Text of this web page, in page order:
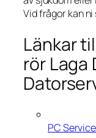
Vid frågor kan
Länkar
rör Laga
PC